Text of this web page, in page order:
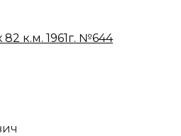
82 к.м. 1961г. №644